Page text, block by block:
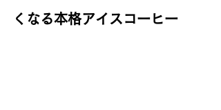
くなる本格アイスコーヒー